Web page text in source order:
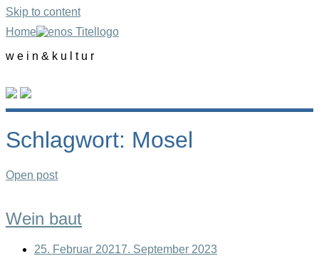
Skip to content
Home
w e i n & k u l t u r
Schlagwort: Mosel
Open post
Wein baut
25. Februar 20217. September 2023